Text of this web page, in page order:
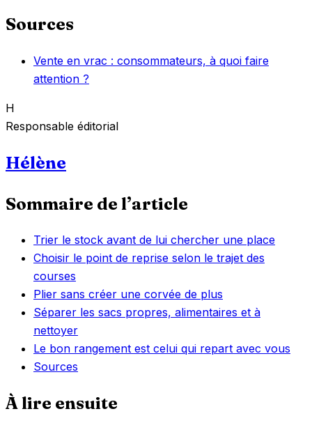
Sources
Vente en vrac : consommateurs, à quoi faire
attention ?
H
Responsable éditorial
Hélène
Sommaire de l’article
Trier le stock avant de lui chercher une place
Choisir le point de reprise selon le trajet des
courses
Plier sans créer une corvée de plus
Séparer les sacs propres, alimentaires et à
nettoyer
Le bon rangement est celui qui repart avec vous
Sources
À lire ensuite